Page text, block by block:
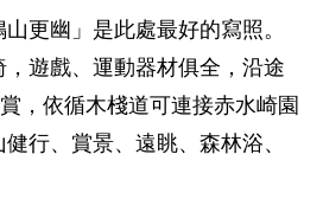
山更幽」是此處最好的寫照。
遊戲、運動器材俱全，沿途
，依循木棧道可連接赤水崎園
行、賞景、遠眺、森林浴、